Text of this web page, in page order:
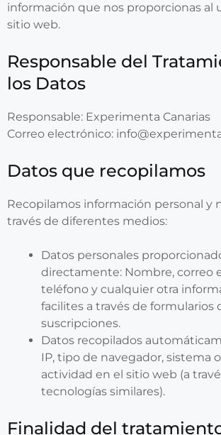
información que nos proporcionas al
sitio web.
Responsable del
los Datos
Responsable: Experimenta Canarias
Correo electrónico:
Datos que recopilamos
Recopilamos información personal y
través de diferentes medios:
Datos personales
directamente: Nombre, correo
teléfono y cualquier otra
facilites a través de formularios
suscripciones.
Datos recopilados
IP, tipo de navegador, sistema
actividad en el sitio web (a
tecnologías similares).
Finalidad del